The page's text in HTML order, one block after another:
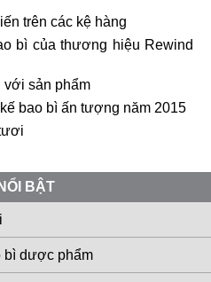
trên các kệ hàng
bì của thương hiệu Rewind
với sản phẩm
bao bì ấn tượng năm 2015
BẬT
bì dược phẩm